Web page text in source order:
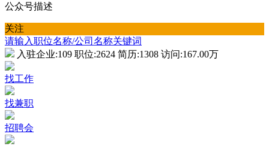
公众号描述
关注
请输入职位名称/公司名称关键词
入驻企业:109 职位:2624 简历:1308 访问:167.00万
找工作
找兼职
招聘会